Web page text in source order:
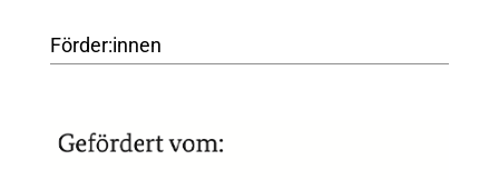
Förder:innen